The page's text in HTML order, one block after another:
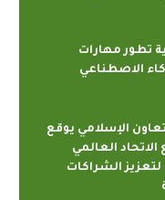
تطور مهارات
الاصطناعي
الإسلامي يوقع
العالمي
الشراكات